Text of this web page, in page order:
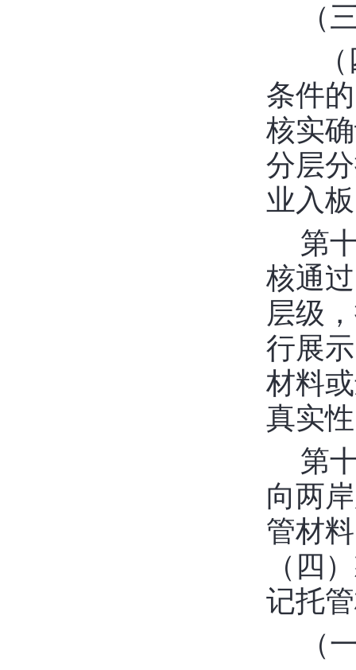
（
条件
核实
分层
业入板
第
核通
层级
行展
材料
真实
第
向两
管材
（四
记托
（